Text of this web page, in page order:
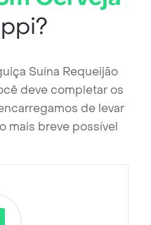
Suína Requeijão
deve completar os
de levar
mais breve possível